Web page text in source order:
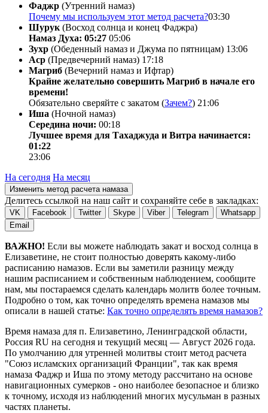
Фаджр (Утренний намаз)
Почему мы используем этот метод расчета?03:30
Шурук (Восход солнца и конец Фаджра)
Намаз Духа: 05:27 05:06
Зухр (Обеденный намаз и Джума по пятницам) 13:06
Аср (Предвечерний намаз) 17:18
Магриб (Вечерний намаз и Ифтар)
Крайне желательно совершить Магриб в начале его
времени!
Обязательно сверяйте с закатом (Зачем?) 21:06
Иша (Ночной намаз)
Середина ночи: 00:18
Лучшее время для Тахаджуда и Витра начинается:
01:22
23:06
На сегодня На месяц
Изменить метод расчета намаза
Делитесь ссылкой на наш сайт и сохраняйте себе в закладках:
VK Facebook Twitter Skype Viber Telegram
Whatsapp
Email
ВАЖНО! Если вы можете наблюдать закат и восход солнца в
Елизаветине, не стоит полностью доверять какому-либо
расписанию намазов. Если вы заметили разницу между
нашим расписанием и собственным наблюдением, сообщите
нам, мы постараемся сделать календарь молитв более точным.
Подробно о том, как точно определять времена намазов мы
описали в нашей статье: Как точно определять время намазов?
Время намаза для п. Елизаветино, Ленинградской области,
Россия RU на сегодня и текущий месяц — Август 2026 года.
По умолчанию для утренней молитвы стоит метод расчета
"Союз исламских организаций Франции", так как время
намаза Фаджр и Иша по этому методу рассчитано на основе
навигационных сумерков - оно наиболее безопасное и близко
к точному, исходя из наблюдений многих мусульман в разных
частях планеты.